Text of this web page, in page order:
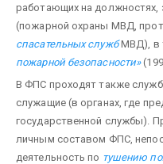
работающих на
(пожарной охраны МВД,
спасательных службМВД), в
пожарной безопасности»
В ФПС проходят также
служащие (в органах, где
государственной службы).
личным составом ФПС,
деятельность по тушению